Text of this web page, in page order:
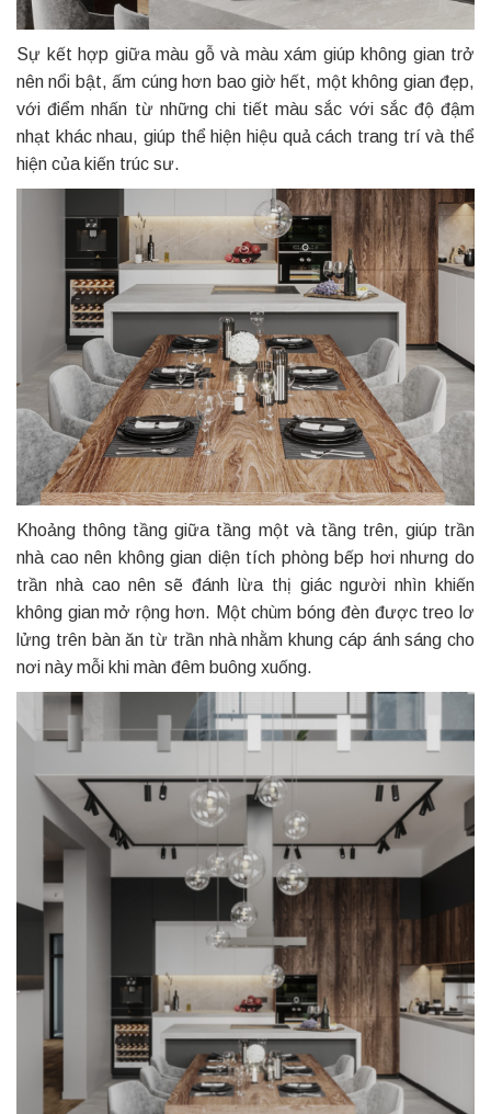
Sự kết hợp giữa màu gỗ và màu xám giúp không gian trở
nên nổi bật, ấm cúng hơn bao giờ hết, một không gian đẹp,
với điểm nhấn từ những chi tiết màu sắc với sắc độ đậm
nhạt khác nhau, giúp thể hiện hiệu quả cách trang trí và thể
hiện của kiến trúc sư.
Khoảng thông tầng giữa tầng một và tầng trên, giúp trần
nhà cao nên không gian diện tích phòng bếp hơi nhưng do
trần nhà cao nên sẽ đánh lừa thị giác người nhìn khiến
không gian mở rộng hơn. Một chùm bóng đèn được treo lơ
lửng trên bàn ăn từ trần nhà nhằm khung cáp ánh sáng cho
nơi này mỗi khi màn đêm buông xuống.